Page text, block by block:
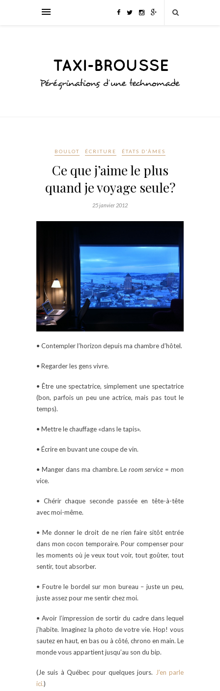
BOULOT ÉCRITURE ÉTATS D'ÂMES
Ce que j’aime le plus
quand je voyage seule?
25 janvier 2012
• Contempler l’horizon depuis ma chambre d’hôtel.
• Regarder les gens vivre.
• Être une spectatrice, simplement une spectatrice
(bon, parfois un peu une actrice, mais pas tout le
temps).
• Mettre le chauffage «dans le tapis».
• Écrire en buvant une coupe de vin.
• Manger dans ma chambre. Leroom service = mon
vice.
• Chérir chaque seconde passée en tête-à-tête
avec moi-même.
• Me donner le droit de ne rien faire sitôt entrée
dans mon cocon temporaire. Pour compenser pour
les moments où je veux tout voir, tout goûter, tout
sentir, tout absorber.
• Foutre le bordel sur mon bureau – juste un peu,
juste assez pour me sentir chez moi.
• Avoir l’impression de sortir du cadre dans lequel
j’habite. Imaginez la photo de votre vie. Hop! vous
sautez en haut, en bas ou à côté, chrono en main. Le
monde vous appartient jusqu’au son du bip.
(Je suis à Québec pour quelques jours.
J’en parle
ici.)